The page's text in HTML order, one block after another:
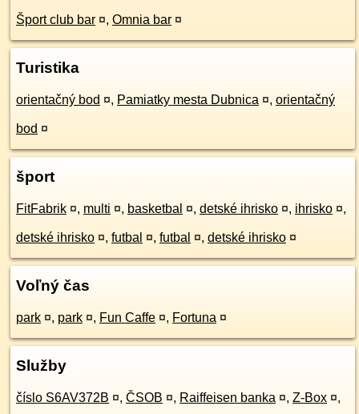
Šport club bar ¤, Omnia bar ¤
Turistika
orientačný bod ¤, Pamiatky mesta Dubnica ¤, orientačný
bod ¤
šport
FitFabrik ¤, multi ¤, basketbal ¤, detské ihrisko ¤, ihrisko ¤,
detské ihrisko ¤, futbal ¤, futbal ¤, detské ihrisko ¤
Voľný čas
park ¤, park ¤, Fun Caffe ¤, Fortuna ¤
Služby
číslo S6AV372B ¤, ČSOB ¤, Raiffeisen banka ¤, Z-Box ¤,